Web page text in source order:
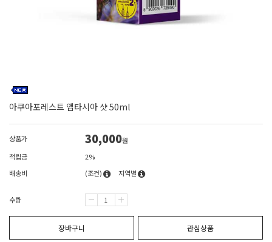
아쿠아포레스트 앱타시아 샷 50ml
상품가 30,000원
적립금
2%
배송비
(조건) 지역별
수량
장바구니 관심상품